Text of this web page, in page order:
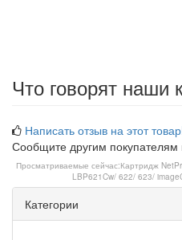
Что говорят наши
Написать отзыв на этот
Сообщите другим
Просматриваемые сейчас:Картридж
LBP621Cw/ 622/ 623/
Категории